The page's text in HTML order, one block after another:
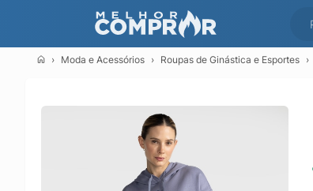
Moda e Acessórios Roupas de Ginástica e Esportes